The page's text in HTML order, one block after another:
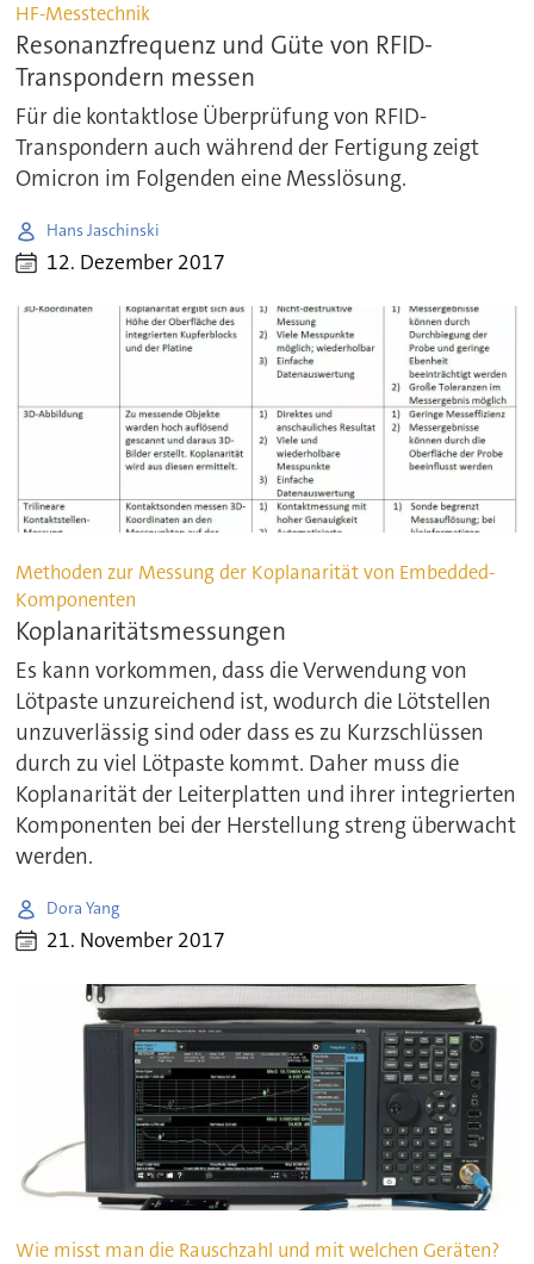
HF-Messtechnik
Resonanzfrequenz und Güte von RFID-
Transpondern messen
Für die kontaktlose Überprüfung von RFID-
Transpondern auch während der Fertigung zeigt
Omicron im Folgenden eine Messlösung.
Hans Jaschinski
12. Dezember 2017
Methoden zur Messung der Koplanarität von Embedded-
Komponenten
Koplanaritätsmessungen
Es kann vorkommen, dass die Verwendung von
Lötpaste unzureichend ist, wodurch die Lötstellen
unzuverlässig sind oder dass es zu Kurzschlüssen
durch zu viel Lötpaste kommt. Daher muss die
Koplanarität der Leiterplatten und ihrer integrierten
Komponenten bei der Herstellung streng überwacht
werden.
Dora Yang
21. November 2017
Wie misst man die Rauschzahl und mit welchen Geräten?